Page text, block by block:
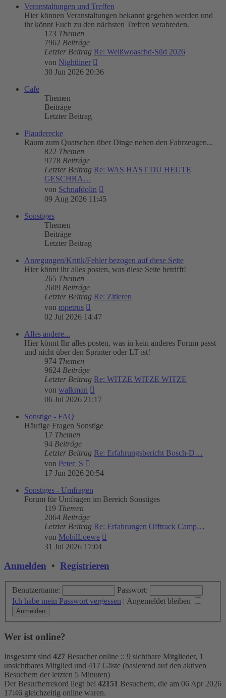
Veranstaltungen und Treffen
Hier können Veranstaltungen bekannt gegeben werden und
ihr könnt Euch zu den nächsten Treffen verabreden.
173 Themen
7962 Beiträge
Letzter Beitrag Re: Weißwoaschd-Süd 2026
von Nightliner
Beitrag
30 Jun 2026 20:36
Cafe
Themen
Beiträge
Letzter Beitrag
Plauderecke
Raum zum Quatschen über Dinge neben den Fahrzeugen...
822 Themen
9778 Beiträge
Letzter Beitrag Re: WAS HAST DU HEUTE
GESCHRA…
von Schnafdolin
Beitrag
09 Aug 2026 11:45
Sonstiges
Themen
Beiträge
Letzter Beitrag
Anregungen/Kritik/Fehler bezogen auf diese Seite
Hier könnt ihr alles posten, was diese Seite betrifft!
265 Themen
2609 Beiträge
Letzter Beitrag Re: Zitieren
von mpetrus
Beitrag
02 Jul 2026 14:47
Alles andere...
Hier könnt Ihr alles posten, was in kein anderes Forum passt
und nicht über den Sprinter oder LT ist!
974 Themen
9624 Beiträge
Letzter Beitrag Re: WITZE WITZE WITZE
von walkman
Beitrag
06 Jul 2026 21:17
Sonstige - FAQ
Häufige Fragen Sonstige
17 Themen
94 Beiträge
Letzter Beitrag Re: Erfahrungsbericht Bosch-D…
von Peter_S
Beitrag
17 Jun 2026 20:54
Sonstiges - Umfragen
Forum für Umfragen im Bereich Sonstiges
119 Themen
2064 Beiträge
Letzter Beitrag Re: Erfahrungen Offtrack Camp…
von MobilLoewe
31 Jul 2026 17:04
Anmelden • Registrieren
Benutzername:
Passwort:
Ich habe mein Passwort vergessen | Angemeldet bleiben
Wer ist online?
Insgesamt sind 427 Besucher online :: 9 sichtbare Mitglieder, 1
unsichtbares Mitglied und 417 Gäste (basierend auf den aktiven
Besuchern der letzten 5 Minuten)
Der Besucherrekord liegt bei 42151 Besuchern, die am 06 Apr 2026
17:46 gleichzeitig online waren.